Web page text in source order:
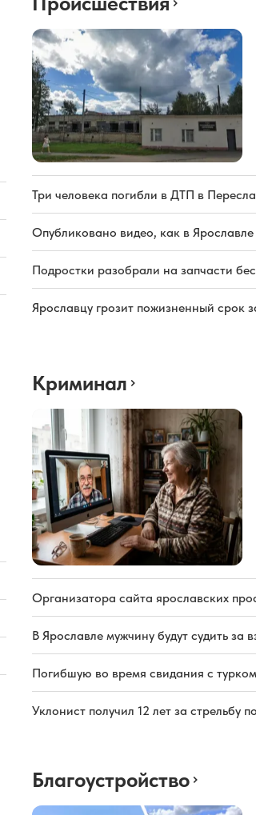
Три человека погибли в ДТП в
Опубликовано видео, как в
Подростки разобрали на запчасти
Ярославцу грозит пожизненный срок
Криминал
Организатора сайта ярославских
В Ярославле мужчину будут судить за
Погибшую во время свидания с
Уклонист получил 12 лет за стрельбу
Благоустройство